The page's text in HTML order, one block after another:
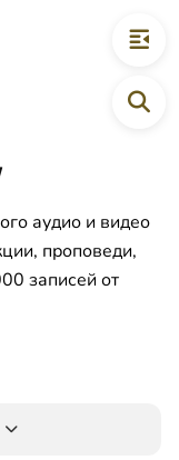
аудио и видео
проповеди,
записей от